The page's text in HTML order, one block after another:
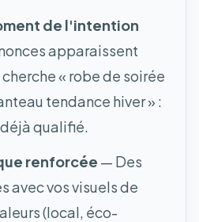
de l'intention
apparaissent
« robe de soirée
tendance hiver » :
qualifié.
renforcée — Des
avec vos visuels de
(local, éco-